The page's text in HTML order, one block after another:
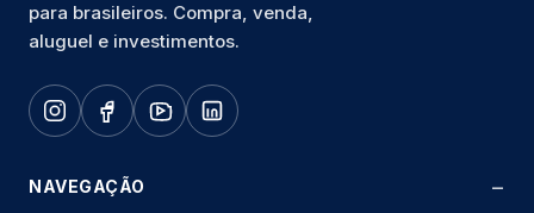
para brasileiros. Compra, venda,
aluguel e investimentos.
NAVEGAÇÃO